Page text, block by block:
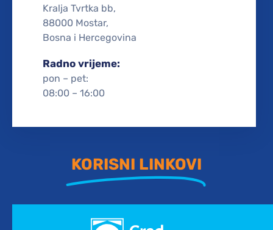
Kralja Tvrtka bb,
88000 Mostar,
Bosna i Hercegovina
Radno vrijeme:
pon – pet:
08:00 – 16:00
KORISNI LINKOVI